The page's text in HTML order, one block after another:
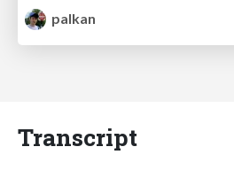
palkan
Transcript